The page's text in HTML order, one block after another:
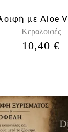
με Aloe
Κεραλοιφές
10,40€